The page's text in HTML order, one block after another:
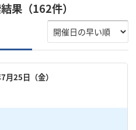
果（162件）
月25日（金）